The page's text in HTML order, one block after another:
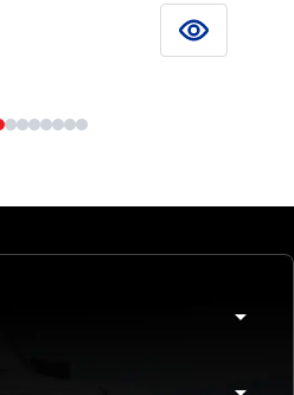
SIEHE
arrow_drop_down